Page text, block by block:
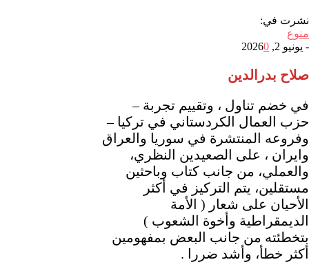
نشرت في:
منوع
- يونيو 2, 2026 0
صلاح بدرالدين
في خضم تناول ، وتقييم تجربة –
حزب العمال الكردستاني في تركيا –
وفروعه المنتشرة في سوريا والعراق
وايران ، على الصعيدين النظري،
والعملي، من جانب كتاب وباحثين
مستقلين، يتم التركيز في أكثر
الأحيان على شعار ( الأمة
الديمقراطية وأخوة الشعوب )
بتخطئته من جانب البعض بمفهومين
أكثر خطأ، وأشد ضررا .